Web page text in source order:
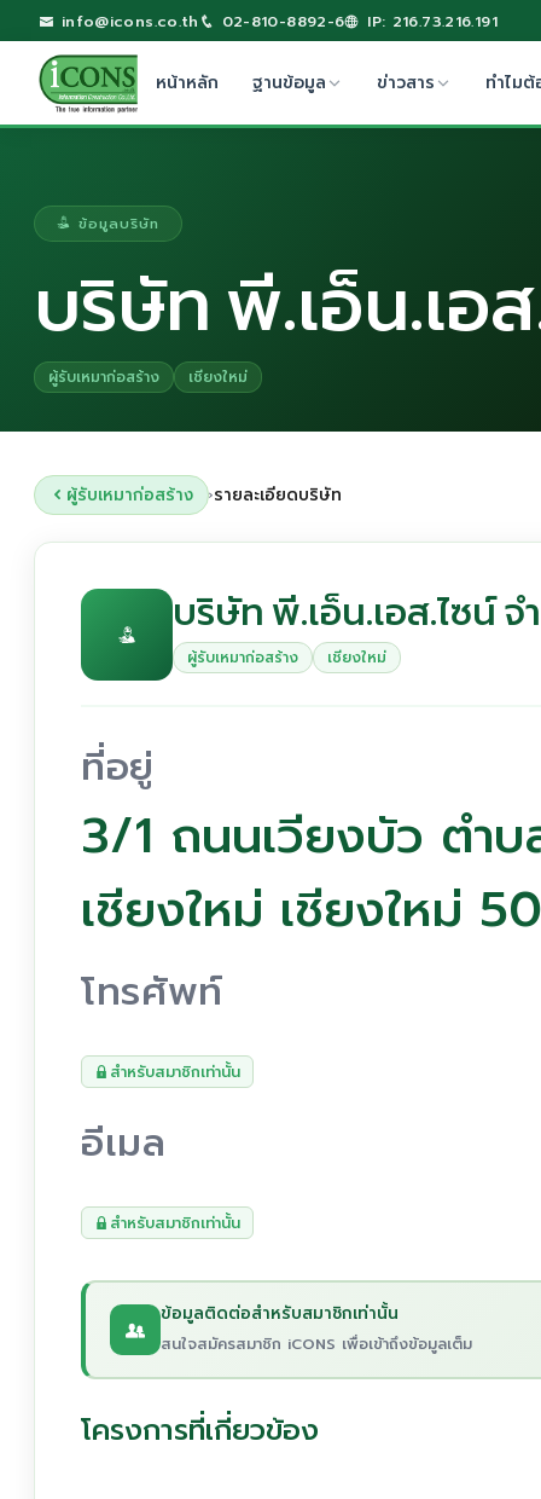
info@icons.co.th 02-810-8892-6 IP: 216.73.216.191
หน้าหลัก ฐานข้อมูล ข่าวสาร ทำไมต้
ข้อมูลบริษัท
บริษัท พี.เอ็น.เอ
ผู้รับเหมาก่อสร้าง เชียงใหม่
ผู้รับเหมาก่อสร้าง ›รายละเอียดบริษัท
บริษัท พี.เอ็น.เอส.ไซน์ จ
ผู้รับเหมาก่อสร้าง เชียงใหม่
ที่อยู่
3/1 ถนนเวียงบัว ตำบ
เชียงใหม่ เชียงใหม่
โทรศัพท์
สำหรับสมาชิกเท่านั้น
อีเมล
สำหรับสมาชิกเท่านั้น
ข้อมูลติดต่อสำหรับสมาชิกเท่านั้น
สนใจสมัครสมาชิก iCONS เพื่อเข้าถึงข้อมูลเต็ม
โครงการที่เกี่ยวข้อง